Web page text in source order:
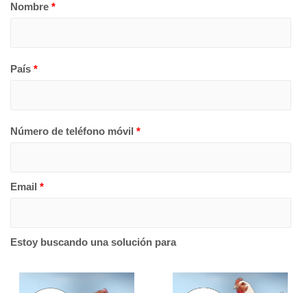
Nombre *
País *
Número de teléfono móvil *
Email *
Estoy buscando una solución para